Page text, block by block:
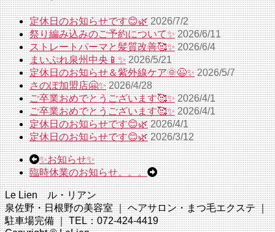
定休日のお知らせです😊🌿 2026/7/2
祭り編み込みのご予約について✨ 2026/6/11
ストレートパーマと髪質改善🥰✨ 2026/6/4
まいぷれ泉州中央📱✨ 2026/5/21
定休日のお知らせ＆紫外線ケア🌞😉✨ 2026/5/7
さのぽ加盟店🤗✨ 2026/4/28
ご卒業おめでとうございます🥰✨ 2026/4/1
ご卒業おめでとうございます🥰✨ 2026/4/1
定休日のお知らせです😊🌿 2026/4/1
定休日のお知らせです😊🌿 2026/3/12
✨お知らせ✨
臨時休業のお知らせ。。。
Le Lien ル・リアン
泉佐野・日根野の美容室 ｜ ヘアサロン・まつ毛エクステ ｜
駐車場完備 ｜ TEL：072-424-4419